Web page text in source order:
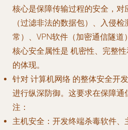
核心是保障传输过程的安全，
（过滤非法的数据包）、入侵
常）、VPN软件（加密通信隧道
核心安全属性是 机密性、完整
的体现。
针对 计算机网络 的整体安全开
进行纵深防御。这要求在保障
注：
主机安全 ：开发终端杀毒软件